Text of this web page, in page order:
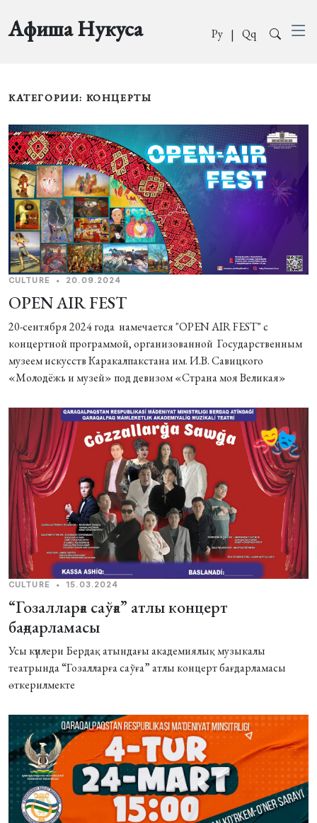
Афиша Нукуса Ру | Qq
КАТЕГОРИИ: КОНЦЕРТЫ
CULTURE • 20.09.2024
OPEN AIR FEST
20-сентября 2024 года намечается "OPEN AIR FEST" с
концертной программой, организованной Государственным
музеем искусств Каракалпакстана им. И.В. Савицкого
«Молодёжь и музей» под девизом «Страна моя Великая»
CULTURE • 15.03.2024
“Гозалларға саўға” атлы концерт
бағдарламасы
Усы күнлери Бердақ атындағы академиялық музыкалы
театрында “Гозалларға саўға” атлы концерт бағдарламасы
өткерилмекте